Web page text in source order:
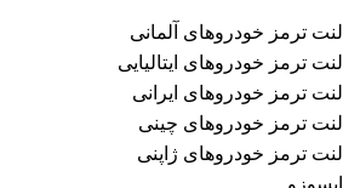
لنت ترمز خودروهای آلمانی
لنت ترمز خودروهای ایتالیایی
لنت ترمز خودروهای ایرانی
لنت ترمز خودروهای چینی
لنت ترمز خودروهای ژاپنی
ایسوزو